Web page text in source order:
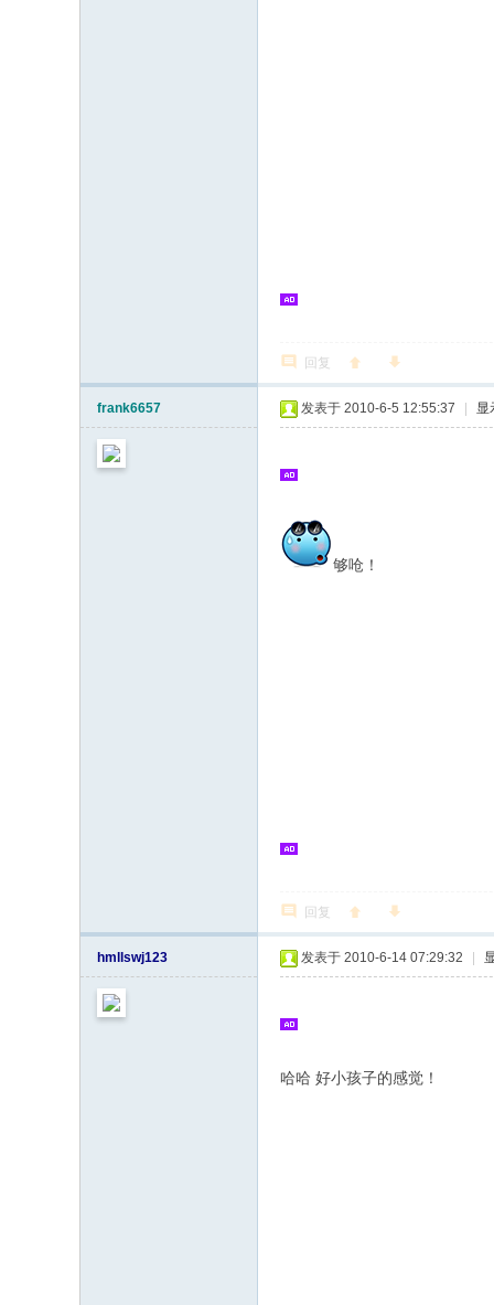
回复
frank6657 发表于 2010-6-5 12:55:37 显
够呛！
回复
hmllswj123 发表于 2010-6-14 07:29:32
哈哈 好小孩子的感觉！